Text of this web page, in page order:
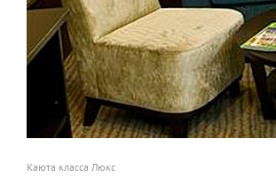
Каюта класса Люкс